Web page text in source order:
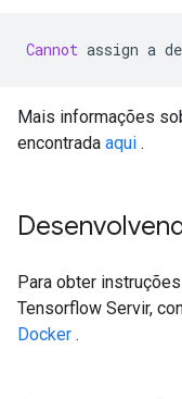
Cannot assign a
Mais informações
encontrada aqui .
Para obter
Tensorflow Servir,
Docker .